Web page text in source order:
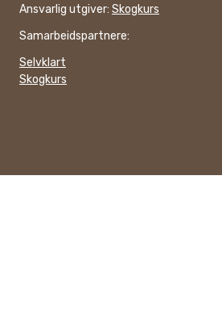
Ansvarlig utgiver: Skogkurs
Samarbeidspartnere:
Selvklart
Skogkurs